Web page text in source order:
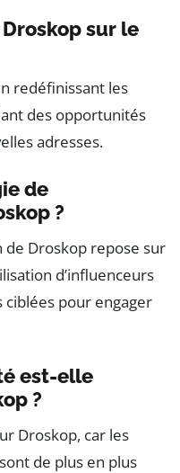
sur le
redéfinissant les
des opportunités
adresses.
de
?
Droskop repose sur
d’influenceurs
pour engager
est-elle
?
Droskop, car les
de plus en plus